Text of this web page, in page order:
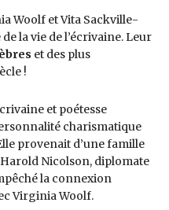
Woolf et Vita Sackville-
la vie de l’écrivaine. Leur
et des plus
!
et poétesse
charismatique
provenait d’une famille
Nicolson, diplomate
la connexion
Virginia Woolf.